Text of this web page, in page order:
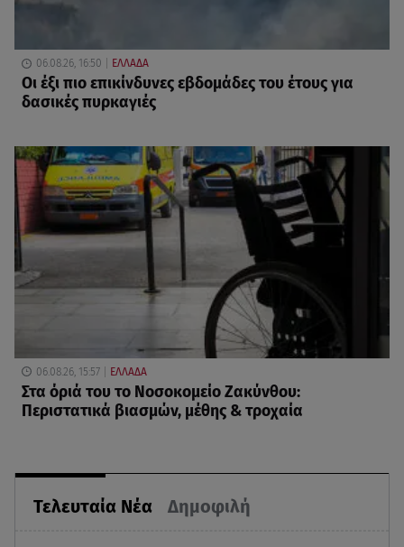
Τελευταία Νέα Δημοφιλή
06.08.26, 16:50 ΕΛΛΑΔΑ
Οι έξι πιο επικίνδυνες εβδομάδες του έτους για
δασικές πυρκαγιές
06.08.26, 15:57 ΕΛΛΑΔΑ
Στα όριά του το Νοσοκομείο Ζακύνθου:
Περιστατικά βιασμών, μέθης & τροχαία